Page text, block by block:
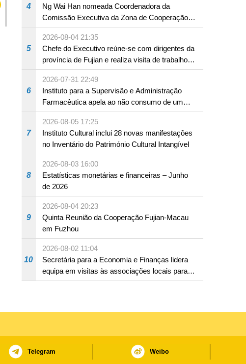
4
Ng Wai Han nomeada Coordenadora da
Comissão Executiva da Zona de Cooperação
Aprofundada entre Guangdong e Macau em
Hengqin
5
2026-08-04 21:35
Chefe do Executivo reúne-se com dirigentes da
província de Fujian e realiza visita de trabalho
em Fuzhou
6
2026-07-31 22:49
Instituto para a Supervisão e Administração
Farmacêutica apela ao não consumo de um
produto com substâncias medicamentosas
ocidentais
7
2026-08-05 17:25
Instituto Cultural inclui 28 novas manifestações
no Inventário do Património Cultural Intangível
8
2026-08-03 16:00
Estatísticas monetárias e financeiras – Junho
de 2026
9
2026-08-04 20:23
Quinta Reunião da Cooperação Fujian-Macau
em Fuzhou
10
2026-08-02 11:04
Secretária para a Economia e Finanças lidera
equipa em visitas às associações locais para
consolidar consensos e promover os trabalhos
Telegram Weibo